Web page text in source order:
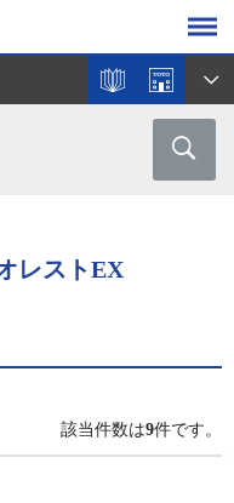
レストEX
該当件数は9件です。